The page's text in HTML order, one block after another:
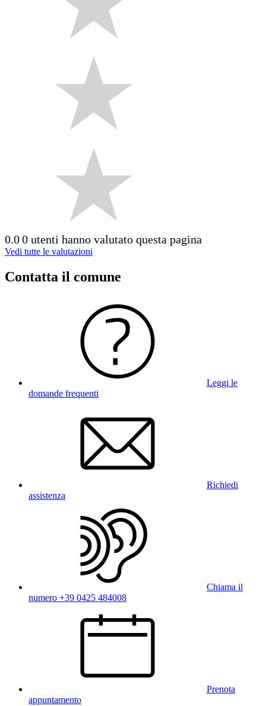
0.00 utenti hanno valutato questa pagina
Vedi tutte le valutazioni
Contatta il comune
Leggi le
domande frequenti
Richiedi
assistenza
Chiama il
numero +39 0425 484008
Prenota
appuntamento